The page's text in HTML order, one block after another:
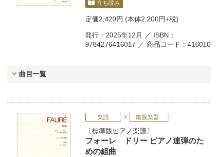
立ち読み
定価2,420円 (本体2,200円+税)
発行：2025年12月 ／ ISBN：
9784276416017 ／ 商品コード：416010
曲目一覧
楽譜 鍵盤楽器
標準版ピアノ楽譜
フォーレ ドリー ピアノ連弾のた
めの組曲